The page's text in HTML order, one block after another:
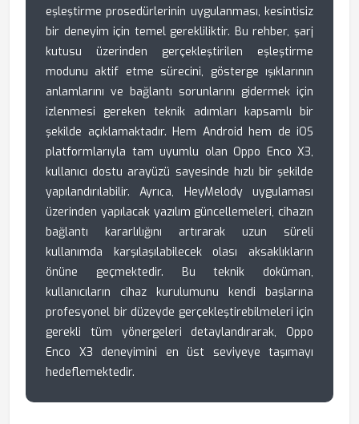
eşleştirme prosedürlerinin uygulanması, kesintisiz
bir deneyim için temel gerekliliktir. Bu rehber, şarj
kutusu üzerinden gerçekleştirilen eşleştirme
modunu aktif etme sürecini, gösterge ışıklarının
anlamlarını ve bağlantı sorunlarını gidermek için
izlenmesi gereken teknik adımları kapsamlı bir
şekilde açıklamaktadır. Hem Android hem de iOS
platformlarıyla tam uyumlu olan Oppo Enco X3,
kullanıcı dostu arayüzü sayesinde hızlı bir şekilde
yapılandırılabilir. Ayrıca, HeyMelody uygulaması
üzerinden yapılacak yazılım güncellemeleri, cihazın
bağlantı kararlılığını artırarak uzun süreli
kullanımda karşılaşılabilecek olası aksaklıkların
önüne geçmektedir. Bu teknik doküman,
kullanıcıların cihaz kurulumunu kendi başlarına
profesyonel bir düzeyde gerçekleştirebilmeleri için
gerekli tüm yönergeleri detaylandırarak, Oppo
Enco X3 deneyimini en üst seviyeye taşımayı
hedeflemektedir.